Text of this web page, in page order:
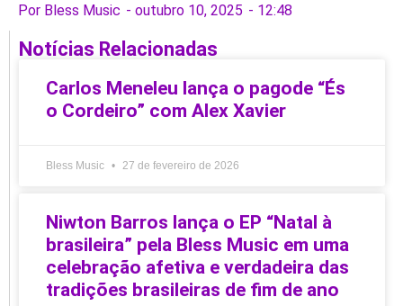
Por Bless Music - outubro 10, 2025 - 12:48
Notícias Relacionadas
Carlos Meneleu lança o pagode “És
o Cordeiro” com Alex Xavier
Bless Music 27 de fevereiro de 2026
Niwton Barros lança o EP “Natal à
brasileira” pela Bless Music em uma
celebração afetiva e verdadeira das
tradições brasileiras de fim de ano